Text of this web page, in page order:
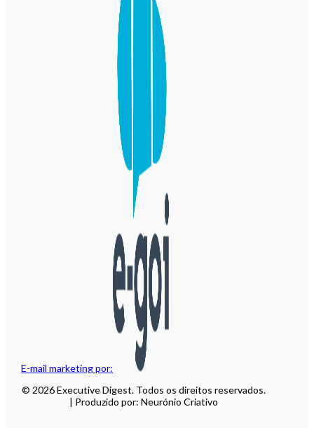
E-mail marketing por:
© 2026 Executive Digest. Todos os direitos reservados.
| Produzido por: Neurónio Criativo